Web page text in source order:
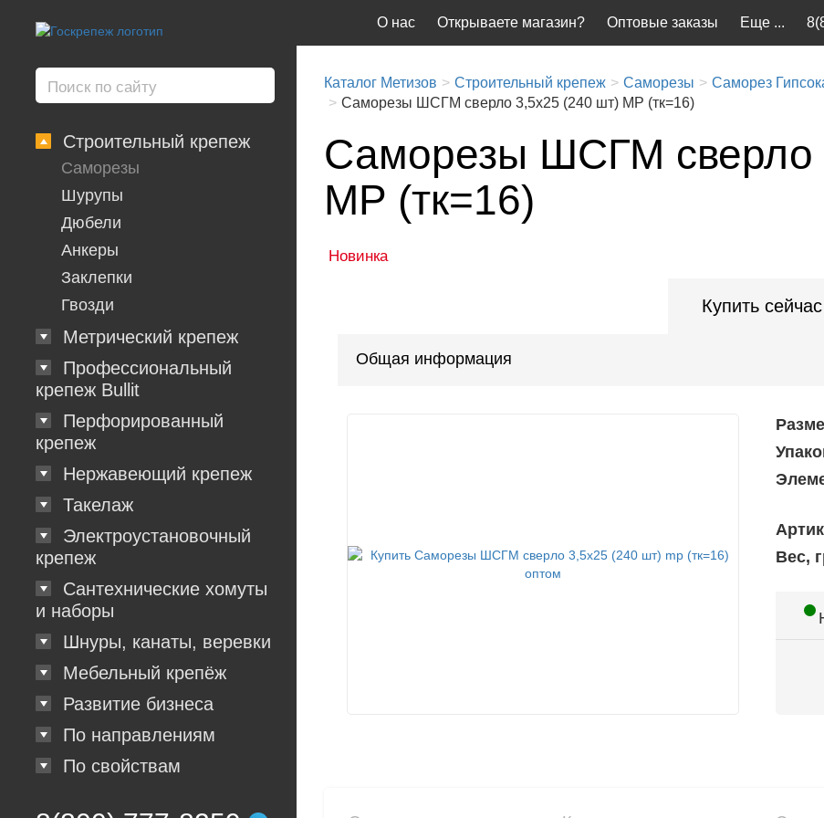
Строительный крепеж
Саморезы
Шурупы
Дюбели
Анкеры
Заклепки
Гвозди
Метрический крепеж
Профессиональный
крепеж Bullit
Перфорированный
крепеж
Нержавеющий крепеж
Такелаж
Электроустановочный
крепеж
Сантехнические хомуты
и наборы
Шнуры, канаты, веревки
Мебельный крепёж
Развитие бизнеса
По направлениям
По свойствам
Еще ...
О нас Открываете магазин? Оптовые заказы
Каталог Метизов Строительный крепеж Саморезы
Саморез
Саморезы ШСГМ сверло 3,5х25 (240 шт) MP (тк=16)
Саморезы ШСГМ сверло
MP (тк=16)
Новинка
Купить сейчас
Общая информация
Вес,